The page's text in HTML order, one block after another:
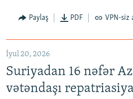
Auto
Paylaş PDF VPN-siz
İyul 20, 2026
Suriyadan 16 nəfər
vətəndaşı